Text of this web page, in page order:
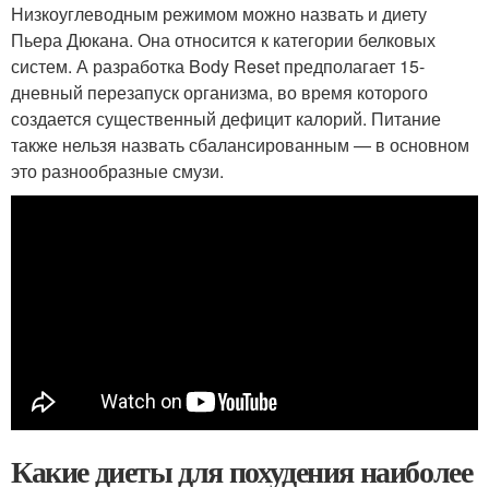
Низкоуглеводным режимом можно назвать и диету
Пьера Дюкана. Она относится к категории белковых
систем. А разработка Body Reset предполагает 15-
дневный перезапуск организма, во время которого
создается существенный дефицит калорий. Питание
также нельзя назвать сбалансированным — в основном
это разнообразные смузи.
Какие диеты для похудения наиболее